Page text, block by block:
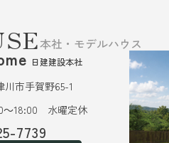
本社・モデルハウス
日建建設本社
川市手賀野65-1
～18:00 水曜定休
7739